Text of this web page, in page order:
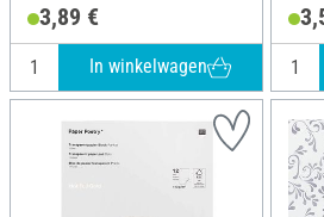
3,89 €
In winkelwagen